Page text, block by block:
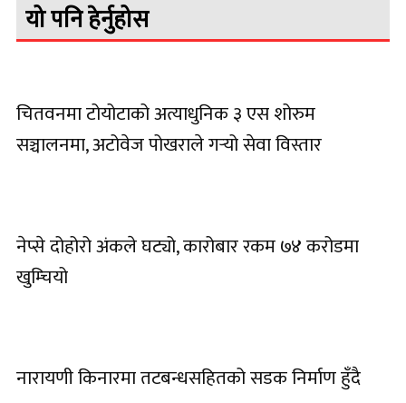
यो पनि हेर्नुहोस
चितवनमा टोयोटाको अत्याधुनिक ३ एस शोरुम
सञ्चालनमा, अटोवेज पोखराले गर्‍यो सेवा विस्तार
नेप्से दोहोरो अंकले घट्यो, कारोबार रकम ७४ करोडमा
खुम्चियो
नारायणी किनारमा तटबन्धसहितको सडक निर्माण हुँदै